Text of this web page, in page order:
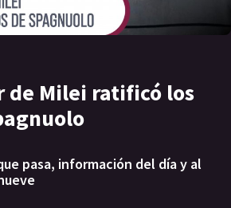
de Milei ratificó los
pasa, información del día y al